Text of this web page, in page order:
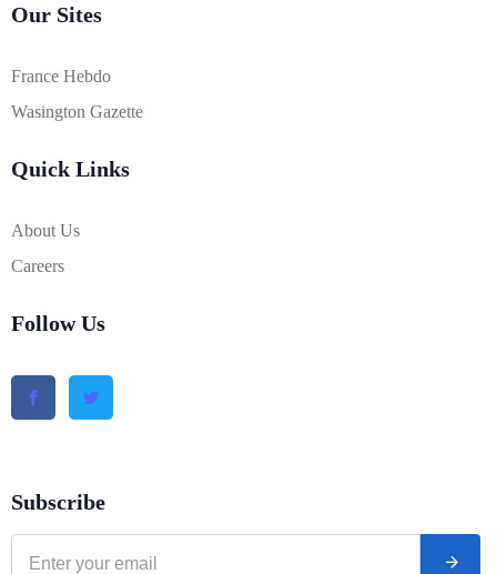
Our Sites
France Hebdo
Wasington Gazette
Quick Links
About Us
Careers
Follow Us
Subscribe